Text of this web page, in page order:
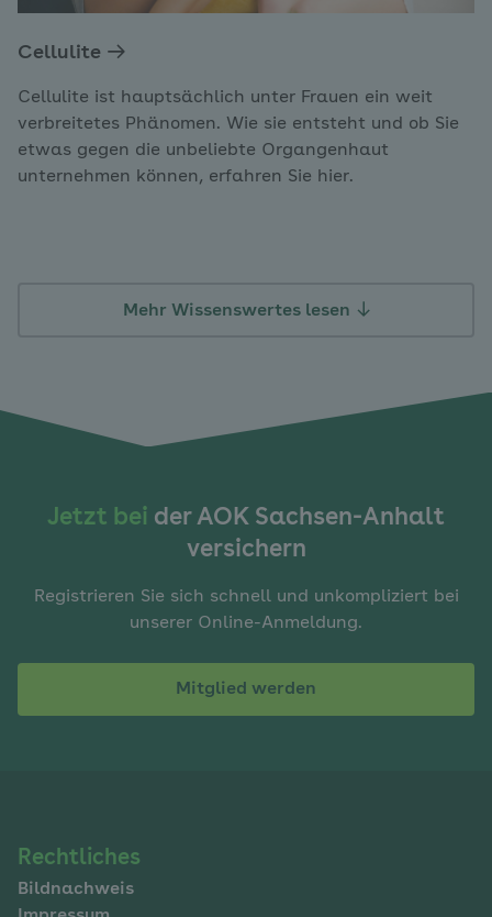
Cellulite
Cellulite ist hauptsächlich unter Frauen ein weit
verbreitetes Phänomen. Wie sie entsteht und ob Sie
etwas gegen die unbeliebte Organgenhaut
unternehmen können, erfahren Sie hier.
Mehr Wissenswertes lesen
Jetzt bei der AOK Sachsen-Anhalt
versichern
Registrieren Sie sich schnell und unkompliziert bei
unserer Online-Anmeldung.
Mitglied werden
Navigation
im
Rechtliches
Bildnachweis